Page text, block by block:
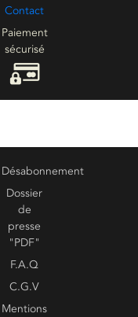
Contact
Paiement
sécurisé
Désabonnement
Dossier
de
presse
"PDF"
F.A.Q
C.G.V
Mentions